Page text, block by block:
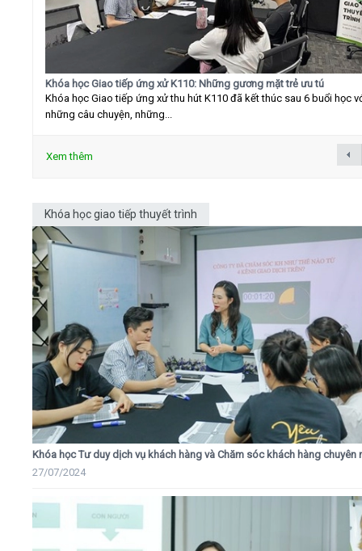
Khóa học Giao tiếp ứng xử K110: Những gương mặt trẻ ưu tú
Khóa học Giao tiếp ứng xử thu hút K110 đã kết thúc sau 6 buổi học
những câu chuyện, những...
Xem thêm
Khóa học giao tiếp thuyết trình
Khóa học Tư duy dịch vụ khách hàng và Chăm sóc khách hàng chuyên
27/07/2024